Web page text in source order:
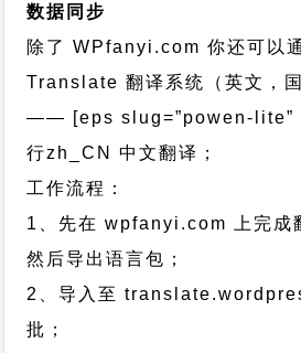
数据同步
除了 WPfanyi.com 你还可以
Translate 翻译系统（英文，
—— [eps slug=”powen-lite”
行zh_CN
中文翻译；
工作流程：
1、先在 wpfanyi.com 上完成
然后导出语言包；
2、导入至
批；